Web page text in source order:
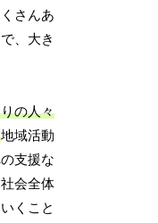
さんあ
、大き
の人々
地域活動
支援な
会全体
くこと